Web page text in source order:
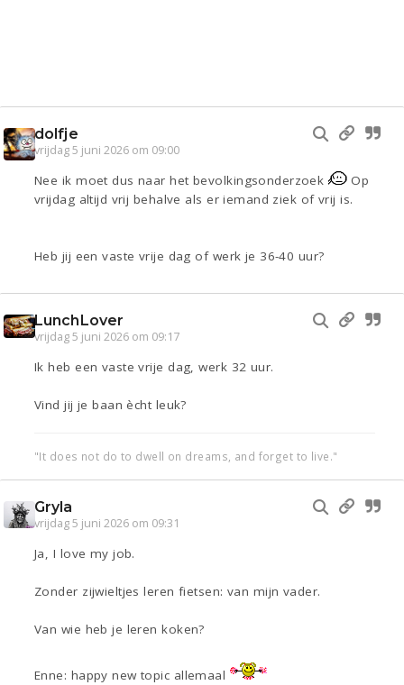
dolfje
vrijdag 5 juni 2026 om 09:00
Nee ik moet dus naar het bevolkingsonderzoek
Op
vrijdag altijd vrij behalve als er iemand ziek of vrij is.
Heb jij een vaste vrije dag of werk je 36-40 uur?
LunchLover
vrijdag 5 juni 2026 om 09:17
Ik heb een vaste vrije dag, werk 32 uur.
Vind jij je baan ècht leuk?
"It does not do to dwell on dreams, and forget to live."
Gryla
vrijdag 5 juni 2026 om 09:31
Ja, I love my job.
Zonder zijwieltjes leren fietsen: van mijn vader.
Van wie heb je leren koken?
Enne: happy new topic allemaal